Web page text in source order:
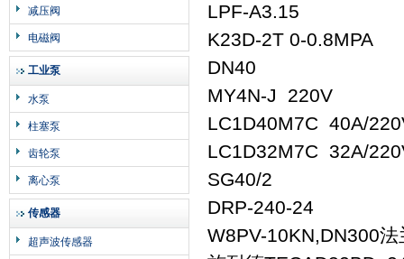
减压阀
电磁阀
工业泵
水泵
柱塞泵
齿轮泵
离心泵
传感器
超声波传感器
LPF-A3.15
K23D-2T 0-0.8MPA
DN40
MY4N-J 220V
LC1D40M7C 40A/
LC1D32M7C 32A/
SG40/2
DRP-240-24
W8PV-10KN,DN300